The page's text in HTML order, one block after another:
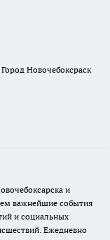
Новочебоксраск
и
важнейшие события
и социальных
Ежедневно